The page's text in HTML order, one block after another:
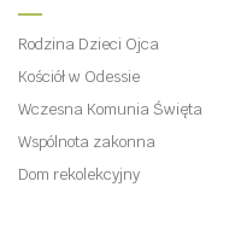
Rodzina Dzieci Ojca
Kościół w Odessie
Wczesna Komunia Święta
Wspólnota zakonna
Dom rekolekcyjny